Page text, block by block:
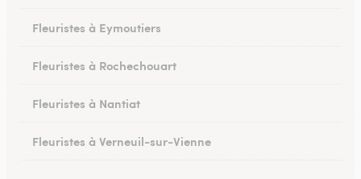
Fleuristes à Eymoutiers
Fleuristes à Rochechouart
Fleuristes à Nantiat
Fleuristes à Verneuil-sur-Vienne